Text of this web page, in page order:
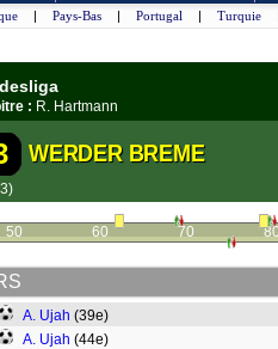
| Pays-Bas | Portugal | Turquie
: R. Hartmann
WERDER BREME
50 60 70 80
A. Ujah (39e)
A. Ujah (44e)